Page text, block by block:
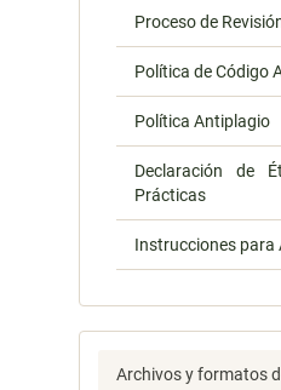
Proceso de
Política de Código
Política Antiplagio
Declaración de
Prácticas
Instrucciones para
Archivos y formatos